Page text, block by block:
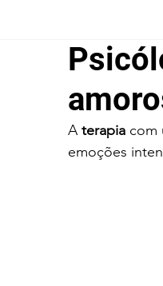
A terapia com
emoções